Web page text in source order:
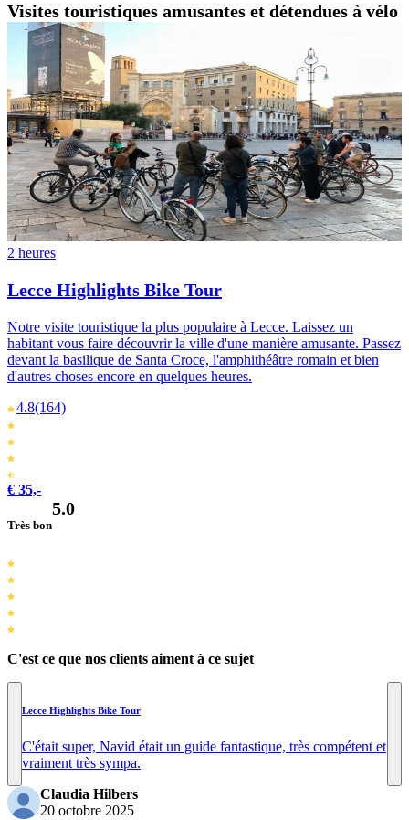
Visites touristiques amusantes et détendues à vélo
2 heures
Lecce Highlights Bike Tour
Notre visite touristique la plus populaire à Lecce. Laissez un
habitant vous faire découvrir la ville d'une manière amusante. Passez
devant la basilique de Santa Croce, l'amphithéâtre romain et bien
d'autres choses encore en quelques heures.
4.8(164)
€ 35,-
Très bon
5.0
C'est ce que nos clients aiment à ce sujet
Lecce Highlights Bike Tour
C'était super, Navid était un guide fantastique, très compétent et
vraiment très sympa.
Claudia Hilbers
20 octobre 2025